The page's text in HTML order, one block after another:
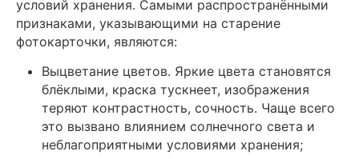
условий хранения. Самыми распространёнными
признаками, указывающими на старение
фотокарточки, являются:
Выцветание цветов. Яркие цвета становятся
блёклыми, краска тускнеет, изображения
теряют контрастность, сочность. Чаще всего
это вызвано влиянием солнечного света и
неблагоприятными условиями хранения;